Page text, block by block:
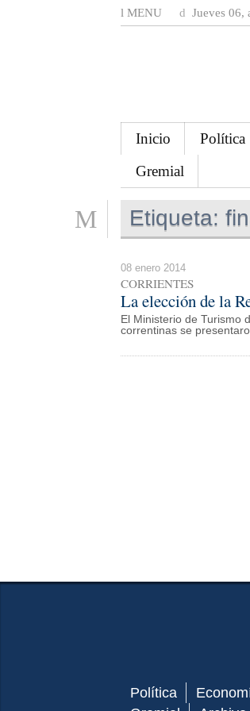
MENU Jueves 06,
Inicio Política
Gremial
Etiqueta:
08 enero 2014
CORRIENTES
La elección de la
El Ministerio de Turismo
correntinas se
Política